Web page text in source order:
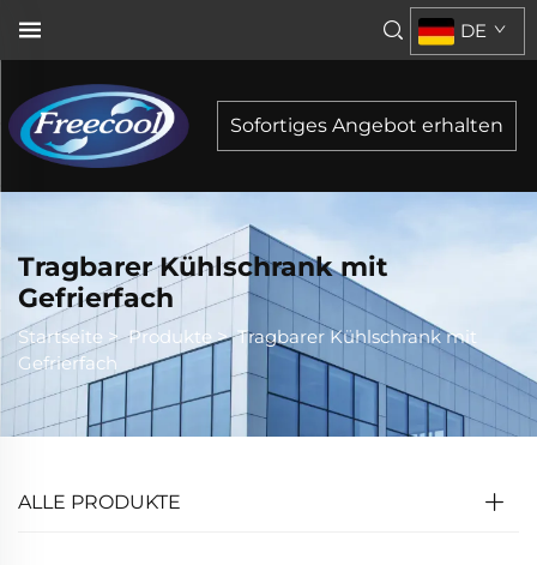
DE
Sofortiges Angebot erhalten
Tragbarer Kühlschrank mit
Gefrierfach
Startseite >Produkte>Tragbarer Kühlschrank mit
Gefrierfach
ALLE PRODUKTE